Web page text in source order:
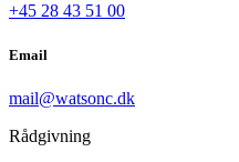
+45 28 43 51 00
Email
mail@watsonc.dk
Rådgivning